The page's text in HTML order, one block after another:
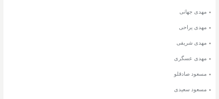
مهدی جهانی
مهدی یراحی
مهدی شریفی
مهدی عسگری
مسعود صادقلو
مسعود سعیدی